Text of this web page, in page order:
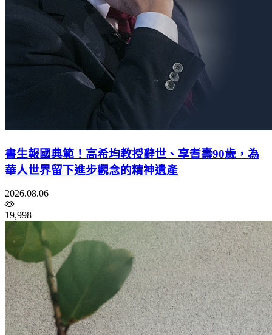
書生報國典範！高希均教授辭世、享耆壽90歲，為
華人世界留下進步觀念的精神遺產
2026.08.06
19,998